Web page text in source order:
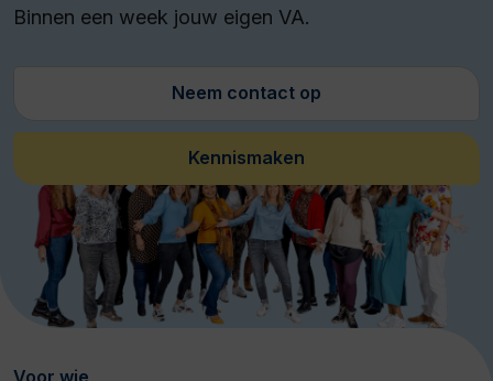
Binnen een week jouw eigen VA.
Neem contact op
Kennismaken
Voor wie